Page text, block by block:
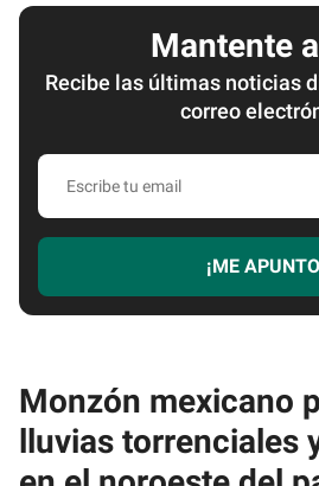
Mantente
Recibe las últimas noticias
correo
Escribe
email
¡ME
Monzón mexicano
lluvias torrenciales